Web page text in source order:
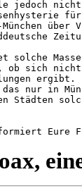
jedoch
über
ob sich nicht
ergibt.
nur in
Städten
Eure